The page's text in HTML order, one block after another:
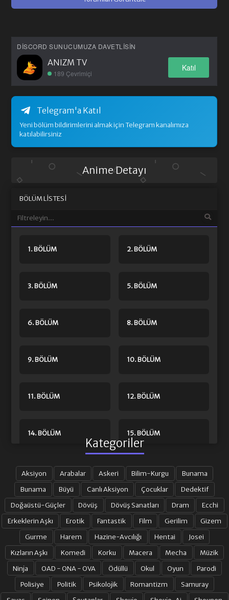
DISCORD SUNUCUMUZA DAVETLISIN
ANIZM TV
189 Çevrimiçi
Katıl
Telegram'a Katıl
Yeni bölüm bildirimlerini almak için Telegram kanalımıza
katılabilirsiniz
Anime Detayı
BÖLÜM LISTESI
1. BÖLÜM 2. BÖLÜM
3. BÖLÜM 5. BÖLÜM
6. BÖLÜM 8. BÖLÜM
9. BÖLÜM 10. BÖLÜM
11. BÖLÜM 12. BÖLÜM
14. BÖLÜM 15. BÖLÜM
16. BÖLÜM
Kategoriler
Aksiyon Arabalar Askeri Bilim-Kurgu
Bunama
Bunama
Büyü Canlı Aksiyon Çocuklar
Dedektif
Doğaüstü-Güçler
Dövüş Dövüş Sanatları Dram
Ecchi
Erkeklerin Aşkı
Erotik Fantastik Film Gerilim
Gizem
Gurme
Harem Hazine-Avcılığı Hentai
Josei
Kızların Aşkı
Komedi Korku Macera Mecha
Müzik
Ninja
OAD - ONA - OVA Ödüllü Okul Oyun
Parodi
Polisiye
Politik Psikolojik Romantizm
Samuray